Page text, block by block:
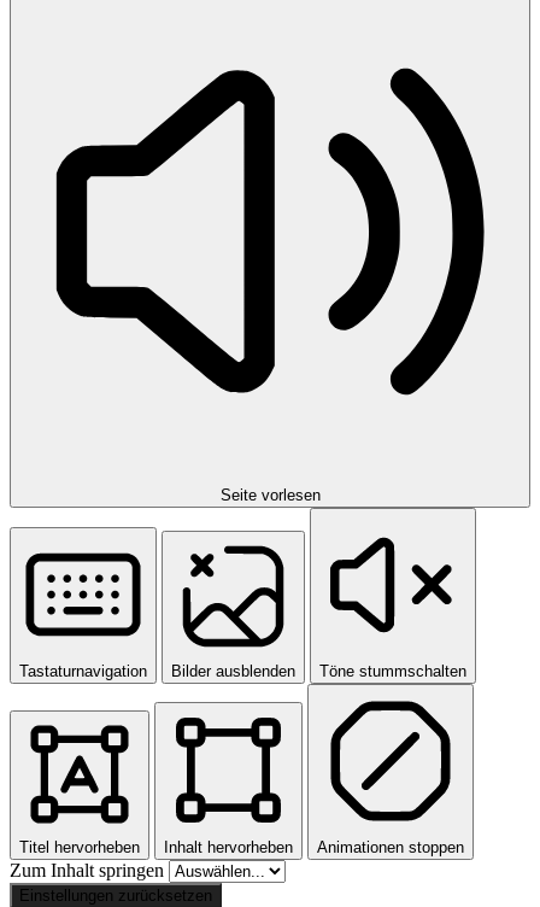
Seite vorlesen
Tastaturnavigation Bilder ausblenden Töne stummschalten
Titel hervorheben Inhalt hervorheben Animationen stoppen
Zum Inhalt springen
Einstellungen zurücksetzen